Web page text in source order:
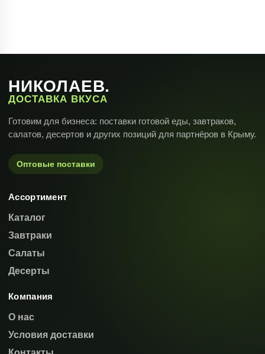
НИКОЛАЕВ.
ДОСТАВКА ВКУСА
Готовим для бизнеса: поставки готовой еды, завтраков,
салатов, десертов и других позиций для партнёров в Крыму.
Оптовые поставки
Ассортимент
Каталог
Завтраки
Салаты
Десерты
Компания
О нас
Условия доставки